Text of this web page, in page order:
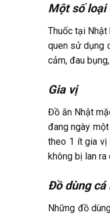
Một số loại
Thuốc tại
quen sử dụng
cảm, đau
Gia vị
Đồ ăn Nhật
đang ngày
theo 1 ít gia vị
không bị lan ra
Đồ dùng cá
Những đồ